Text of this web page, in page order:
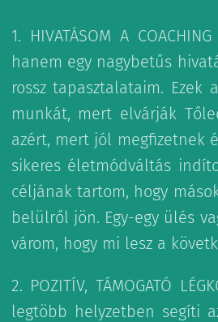
1. HIVATÁSOM A
hanem egy nagybetűs
rossz tapasztalataim.
munkát, mert elvárják
azért, mert jól megfizetnek
sikeres életmódváltás
céljának tartom, hogy
belülről jön. Egy-egy ülés
várom, hogy mi lesz a
2. POZITÍV, TÁMOGATÓ
legtöbb helyzetben segíti